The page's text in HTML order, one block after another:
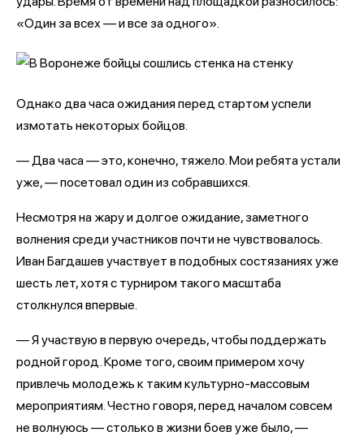
«Один за всех — и все за одного».
Однако два часа ожидания перед стартом успели
измотать некоторых бойцов.
— Два часа — это, конечно, тяжело. Мои ребята устали
уже, — посетовал один из собравшихся.
Несмотря на жару и долгое ожидание, заметного
волнения среди участников почти не чувствовалось.
Иван Багдашев участвует в подобных состязаниях уже
шесть лет, хотя с турниром такого масштаба
столкнулся впервые.
— Я участвую в первую очередь, чтобы поддержать
родной город. Кроме того, своим примером хочу
привлечь молодежь к таким культурно-массовым
мероприятиям. Честно говоря, перед началом совсем
не волнуюсь — столько в жизни боев уже было, —